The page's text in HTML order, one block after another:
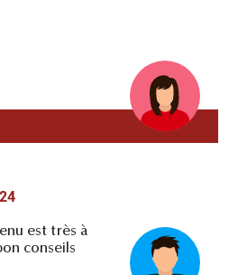
est très à
conseils